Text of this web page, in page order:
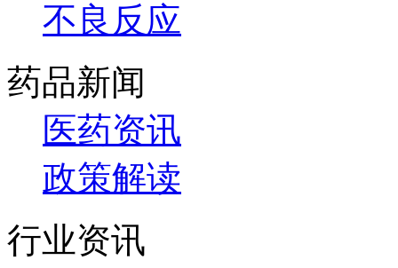
不良反应
药品新闻
医药资讯
政策解读
行业资讯